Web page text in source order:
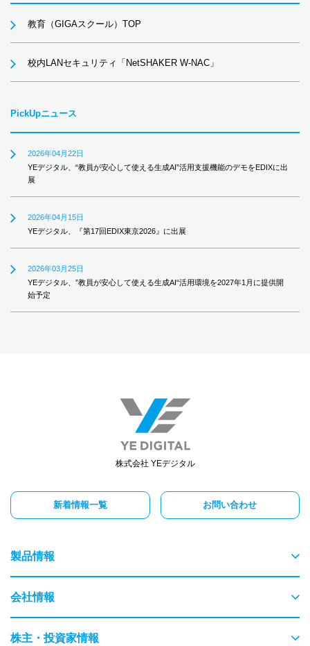
教育（GIGAスクール）TOP
校内LANセキュリティ「NetSHAKER W-NAC」
PickUpニュース
2026年04月22日
YEデジタル、“教員が安心して使える生成AI”活用支援機能のデモをEDIXに出
展
2026年04月15日
YEデジタル、『第17回EDIX東京2026』に出展
2026年03月25日
YEデジタル、”教員が安心して使える生成AI“活用環境を2027年1月に提供開
始予定
株式会社 YEデジタル
新着情報一覧 お問い合わせ
製品情報
物流
交通
会社情報
ごあいさつ
株主・投資家情報